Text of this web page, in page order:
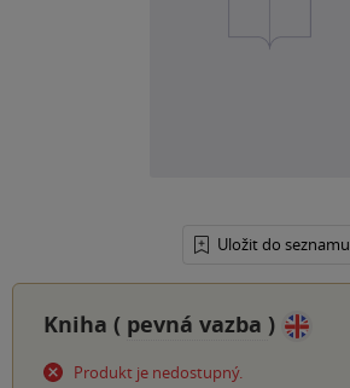
Uložit do seznamu
Kniha ( pevná vazba )
Produkt je nedostupný.